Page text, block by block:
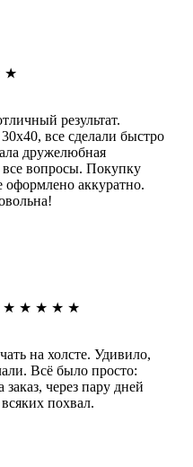
★
результат.
все сделали быстро
дружелюбная
все вопросы. Покупку
оформлено аккуратно.
★ ★ ★ ★ ★
на холсте. Удивило,
Всё было просто:
через пару дней
похвал.